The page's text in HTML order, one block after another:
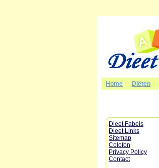
Home Diëten
Dieet Fabels
Dieet Links
Sitemap
Colofon
Privacy Policy
Contact